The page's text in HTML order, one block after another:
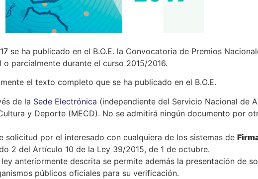
se ha publicado en el B.O.E. la Convocatoria de Premios
parcialmente durante el curso 2015/2016.
el texto completo que se ha publicado en el B.O.E.
de la Sede Electrónica (independiente del Servicio Nacional de
y Deporte (MECD). No se admitirá ningún documento por
solicitud por el interesado con cualquiera de los sistemas de
2 del Artículo 10 de la Ley 39/2015, de 1 de octubre.
anteriormente descrita se permite además la presentación de
públicos oficiales para su verificación.